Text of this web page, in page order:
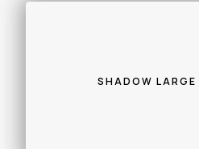
SHADOW LARGE